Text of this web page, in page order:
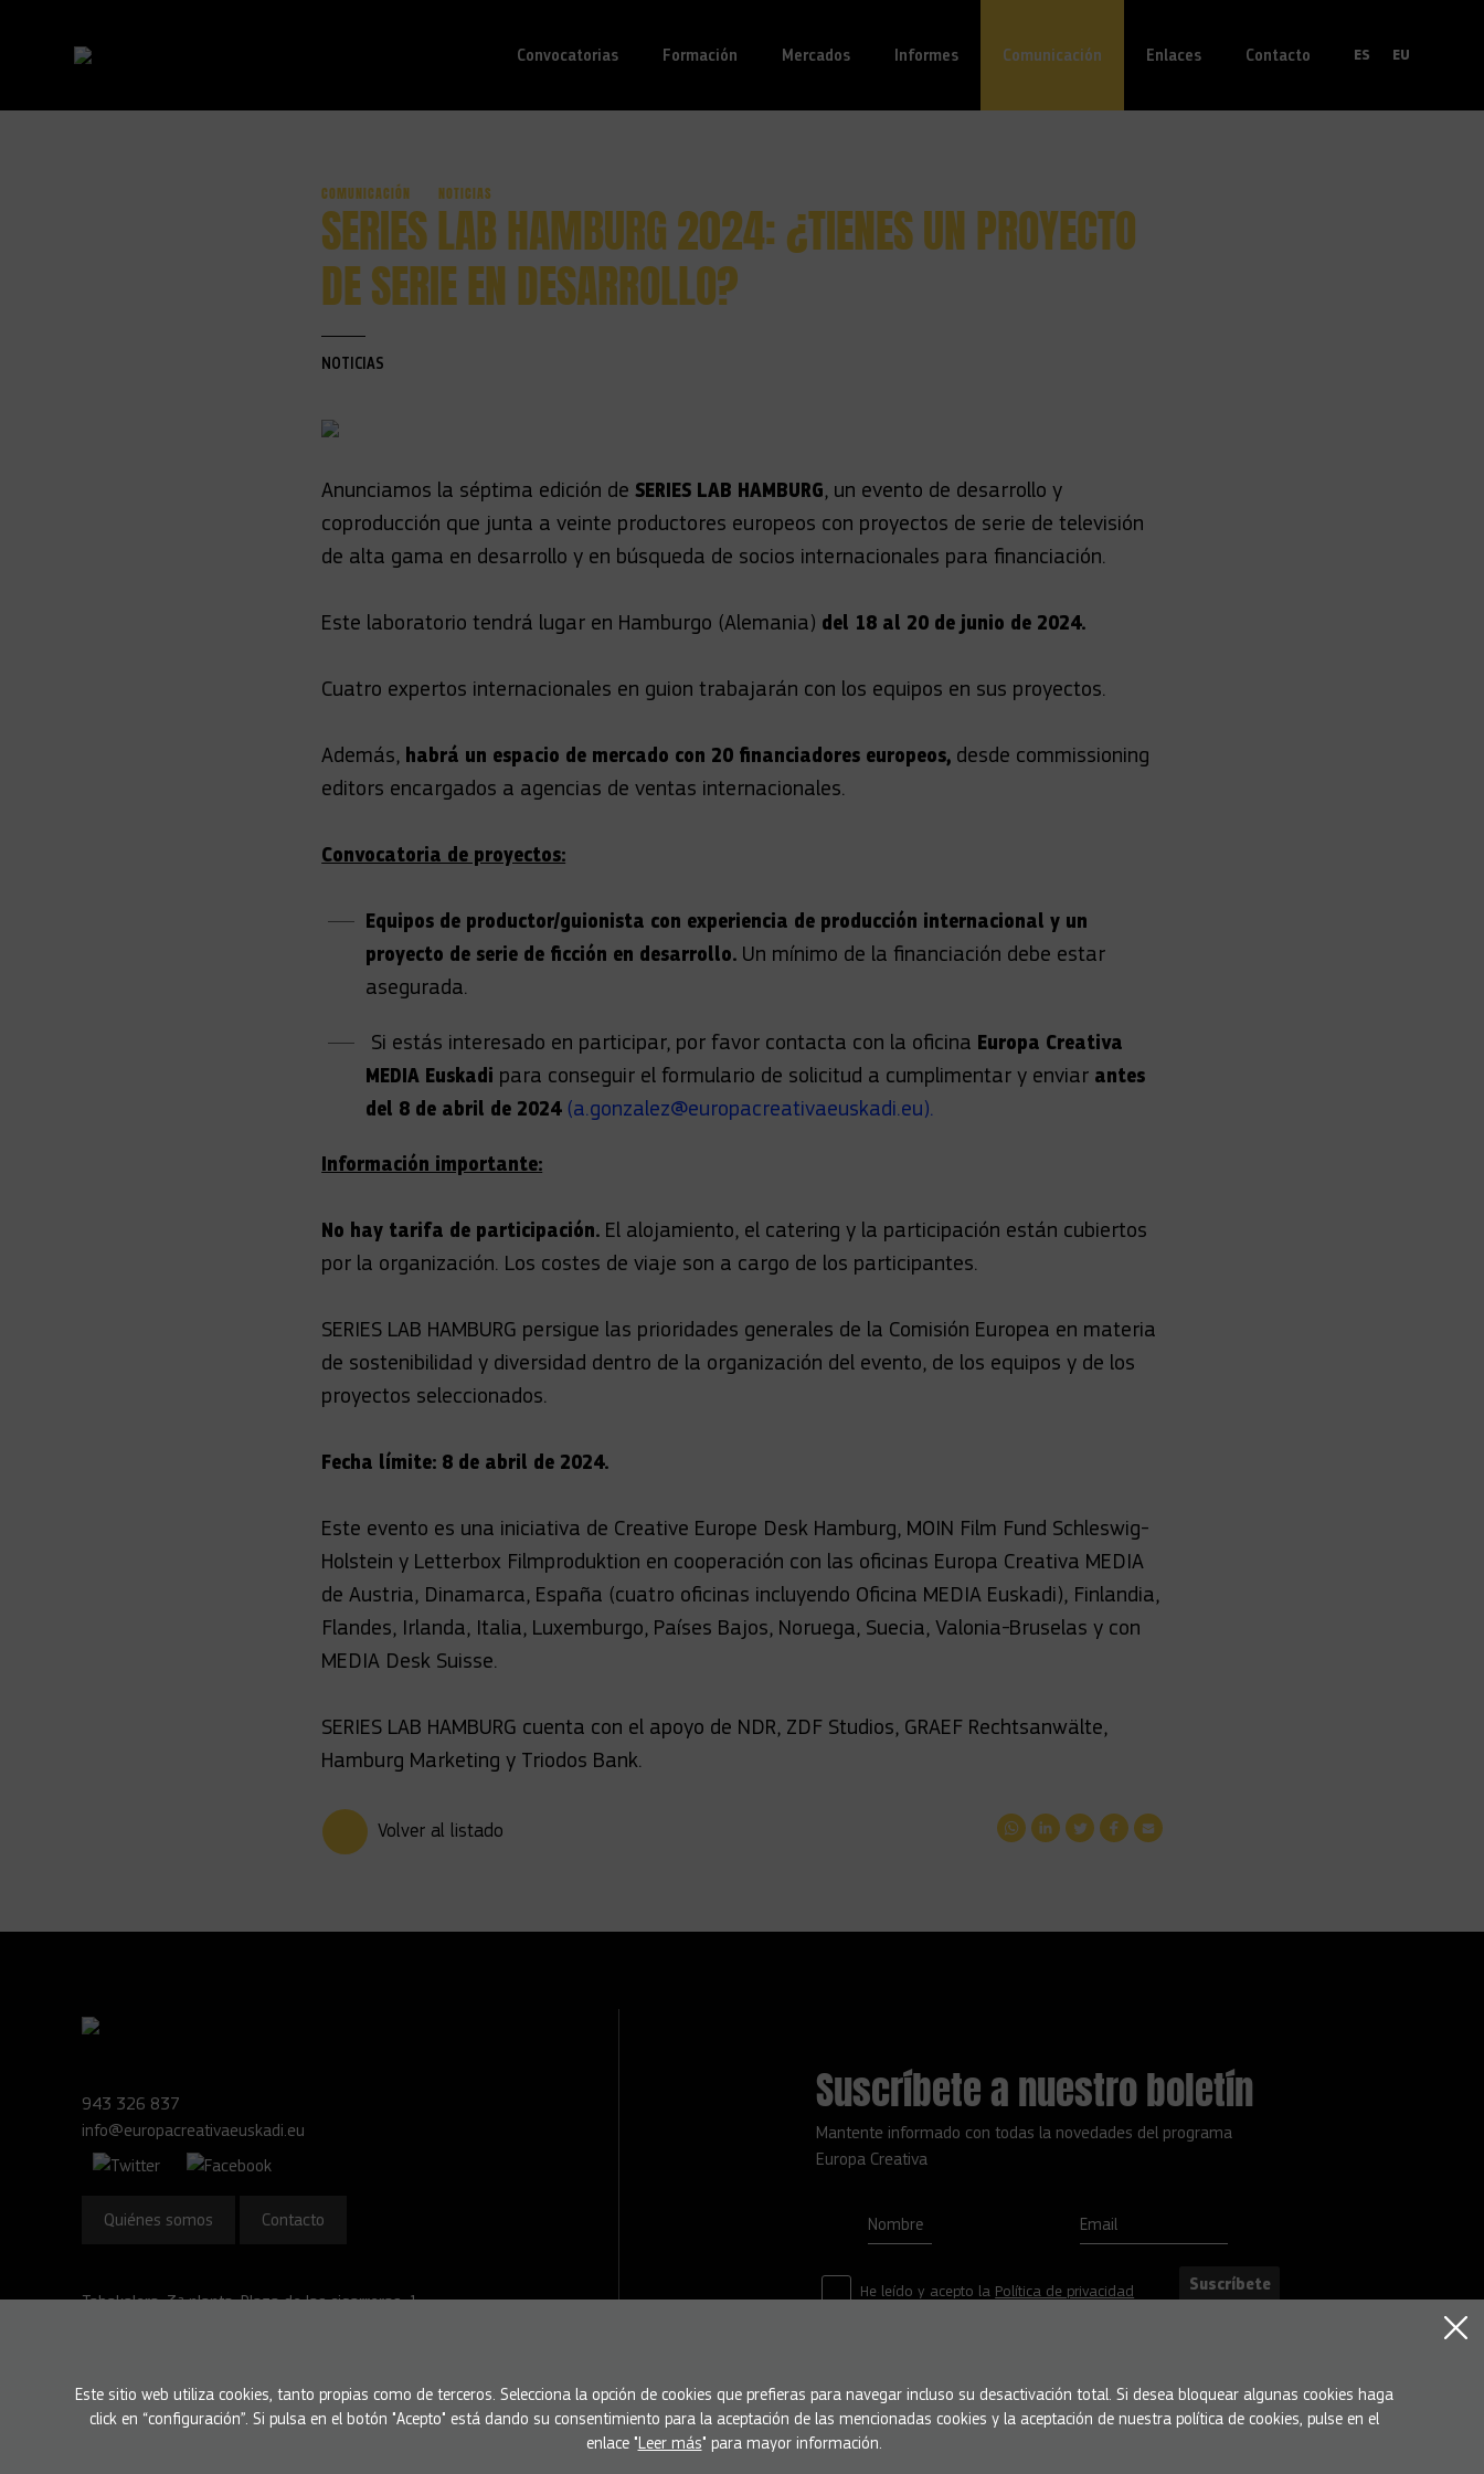
ES EU
Convocatorias(actual)Formación Mercados Informes Comunicación Enlaces Contacto
COMUNICACIÓN NOTICIAS
SERIES LAB HAMBURG 2024: ¿TIENES UN PROYECTO
DE SERIE EN DESARROLLO?
NOTICIAS
Anunciamos la séptima edición deSERIES LAB HAMBURG, un evento de desarrollo y
coproducción que junta a veinte productores europeos con proyectos de serie de televisión
de alta gama en desarrollo y en búsqueda de socios internacionales para financiación.
Este laboratorio tendrá lugar en Hamburgo (Alemania) del 18 al 20 de junio de 2024.
Cuatro expertos internacionales en guion trabajarán con los equipos en sus proyectos.
Además, habrá un espacio de mercado con 20 financiadores europeos, desde commissioning
editors encargados a agencias de ventas internacionales.
Convocatoria de proyectos:
Equipos de productor/guionista con experiencia de producción internacional y un
proyecto de serie de ficción en desarrollo. Un mínimo de la financiación debe estar
asegurada.
Si estás interesado en participar, por favor contacta con la oficina Europa Creativa
MEDIA Euskadi para conseguir el formulario de solicitud a cumplimentar y enviar antes
del 8 de abril de 2024 (a.gonzalez@europacreativaeuskadi.eu).
Información importante:
No hay tarifa de participación. El alojamiento, el catering y la participación están cubiertos
por la organización. Los costes de viaje son a cargo de los participantes.
SERIES LAB HAMBURG persigue las prioridades generales de la Comisión Europea en materia
de sostenibilidad y diversidad dentro de la organización del evento, de los equipos y de los
proyectos seleccionados.
Fecha límite: 8 de abril de 2024.
Este evento es una iniciativa de Creative Europe Desk Hamburg, MOIN Film Fund Schleswig-
Holstein y Letterbox Filmproduktion en cooperación con las oficinas Europa Creativa MEDIA
de Austria, Dinamarca, España (cuatro oficinas incluyendo Oficina MEDIA Euskadi), Finlandia,
Flandes, Irlanda, Italia, Luxemburgo, Países Bajos, Noruega, Suecia, Valonia-Bruselas y con
MEDIA Desk Suisse.
SERIES LAB HAMBURG cuenta con el apoyo de NDR, ZDF Studios, GRAEF Rechtsanwälte,
Hamburg Marketing y Triodos Bank.
Volver al listado
943 326 837
info@europacreativaeuskadi.eu
Quiénes somos Contacto
Tabakalera, 3ª planta. Plaza de las cigarreras, 1.
Suscríbete a nuestro boletín
Mantente informado con todas la novedades del programa
Europa Creativa
He leído y acepto la Política de privacidad Suscríbete
Este sitio web utiliza cookies, tanto propias como de terceros. Selecciona la opción de cookies que prefieras para navegar incluso su desactivación total. Si desea bloquear algunas cookies haga
click en “configuración”. Si pulsa en el botón "Acepto" está dando su consentimiento para la aceptación de las mencionadas cookies y la aceptación de nuestra política de cookies, pulse en el
enlace "Leer más" para mayor información.